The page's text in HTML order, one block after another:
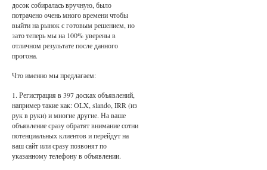
досок собиралась вручную, было
потрачено очень много времени чтобы
выйти на рынок с готовым решением, но
зато теперь мы на 100% уверены в
отличном результате после данного
прогона.
Что именно мы предлагаем:
1. Регистрация в 397 досках объявлений,
например такие как: OLX, slando, IRR (из
рук в руки) и многие другие. На ваше
объявление сразу обратят внимание сотни
потенциальных клиентов и перейдут на
ваш сайт или сразу позвонят по
указанному телефону в объявлении.